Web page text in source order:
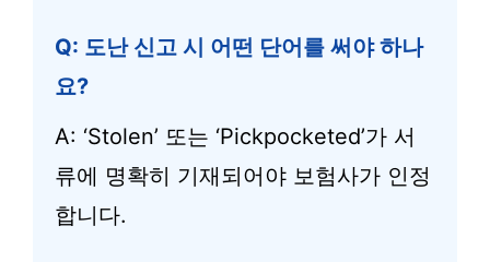
Q: 도난 신고 시 어떤 단어를 써야 하나
요?
A: ‘Stolen’ 또는 ‘Pickpocketed’가 서
류에 명확히 기재되어야 보험사가 인정
합니다.